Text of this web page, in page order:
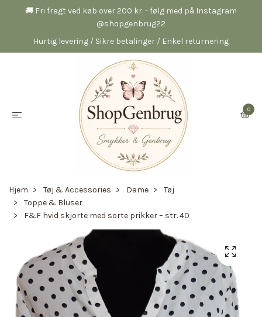
🚚 Fri fragt ved køb over 200 kr. - følg med på Instagram
@shopgenbrug22
Hurtig levering / Sikre betalinger / Enkel returnering
0
Hjem Tøj & Accessories Dame
Tøj
Toppe & Bluser
F&F hvid skjorte med sorte prikker – str. 40